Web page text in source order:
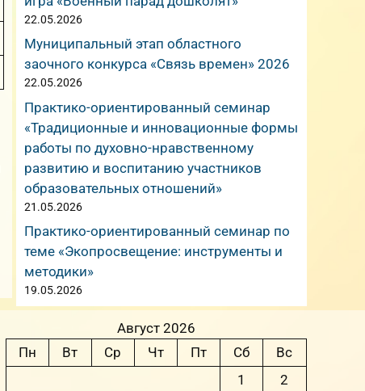
22.05.2026
Муниципальный этап областного
заочного конкурса «Связь времен» 2026
22.05.2026
Практико-ориентированный семинар
«Традиционные и инновационные формы
работы по духовно-нравственному
развитию и воспитанию участников
образовательных отношений»
21.05.2026
Практико-ориентированный семинар по
теме «Экопросвещение: инструменты и
методики»
19.05.2026
Август 2026
Пн
Вт Ср Чт Пт Сб
Вс
1
2